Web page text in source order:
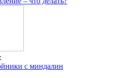
с миндалин